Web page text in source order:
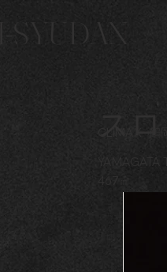
SYUDAN
467㎡
YAMAGATA
ス
CLiMAX -鶴